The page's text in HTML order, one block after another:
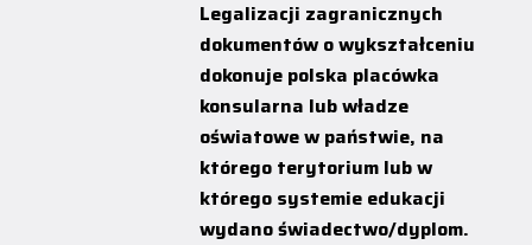
Legalizacji zagranicznych
dokumentów o wykształceniu
dokonuje polska placówka
konsularna lub władze
oświatowe w państwie, na
którego terytorium lub w
którego systemie edukacji
wydano świadectwo/dyplom.